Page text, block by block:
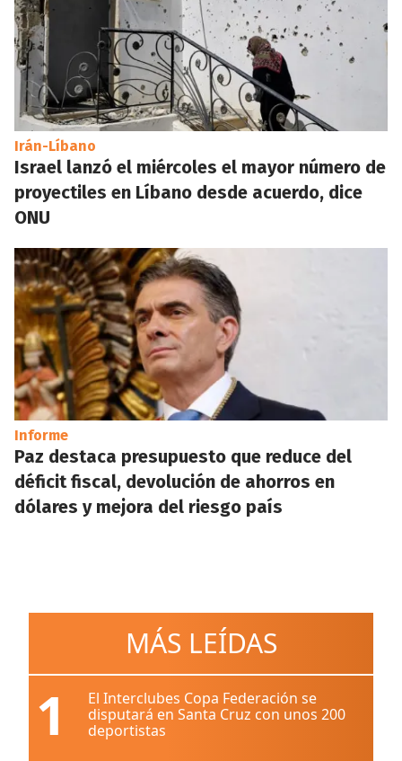
Irán-Líbano
Israel lanzó el miércoles el mayor número de
proyectiles en Líbano desde acuerdo, dice
ONU
Informe
Paz destaca presupuesto que reduce del
déficit fiscal, devolución de ahorros en
dólares y mejora del riesgo país
MÁS LEÍDAS
1
El Interclubes Copa Federación se
disputará en Santa Cruz con unos 200
deportistas